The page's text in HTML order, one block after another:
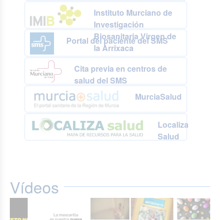
Instituto Murciano de
Investigación
Biosanitaria Virgen de
la Arrixaca
Portal del paciente del SMS
Cita previa en centros de
salud del SMS
MurciaSalud
Localiza
Salud
Vídeos